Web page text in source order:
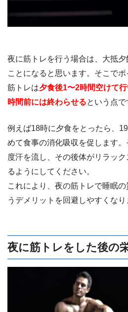
夜に筋トレを行う場合は、大抵
ことになると思います。そこで
筋トレは夕食後1〜2時間空けて
時間前には終わらせるという点で
例えば18時に夕食をとったら、
めて食事の消化吸収を促します
度汗を流し、その後体がリラッ
るようにしてください。
これにより、夜の筋トレで睡眠
うデメリットを回避しやすくなり
夜に筋トレをした後の